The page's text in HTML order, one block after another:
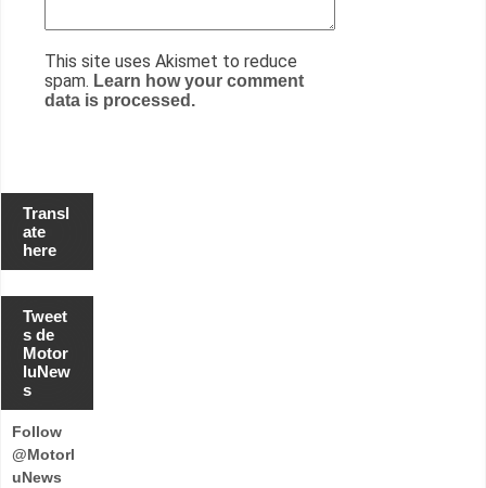
This site uses Akismet to reduce
spam. Learn how your comment
data is processed.
Transl
ate
here
Tweet
s de
Motor
luNew
s
Follow
@Motorl
uNews